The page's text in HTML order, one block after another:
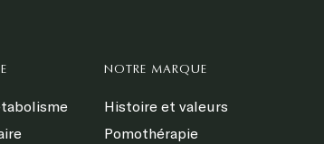
NOTRE MARQUE
Histoire et valeurs
Pomothérapie